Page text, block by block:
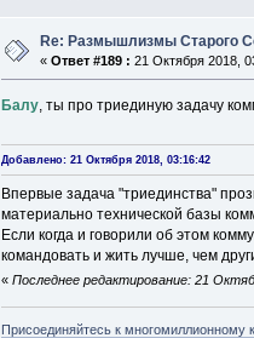
Re: Размышлизмы Старого
«Ответ #189 : 21 Октября 2018,
Балу, ты про триединую задачу
Добавлено: 21 Октября 2018, 03:16:42
Впервые задача "триединства"
материально технической базы
Если когда и говорили об этом
командовать и жить лучше, чем
« Последнее редактирование: 21
Присоединяйтесь к многомиллионному